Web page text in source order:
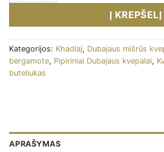
Į KREPŠELĮ
Kategorijos: Khadlaj, Dubajaus mišrūs
bergamote, Pipiriniai Dubajaus kvepalai,
buteliukas
APRAŠYMAS